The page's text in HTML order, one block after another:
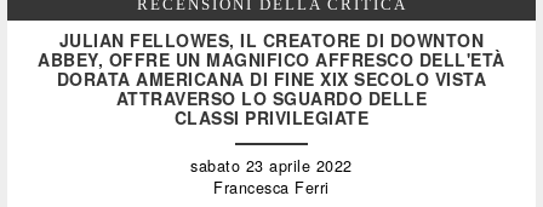
RECENSIONI DELLA CRITICA
JULIAN FELLOWES, IL CREATORE DI DOWNTON
ABBEY, OFFRE UN MAGNIFICO AFFRESCO DELL'ETÀ
DORATA AMERICANA DI FINE XIX SECOLO VISTA
ATTRAVERSO LO SGUARDO DELLE
CLASSI PRIVILEGIATE
sabato 23 aprile 2022
Francesca Ferri